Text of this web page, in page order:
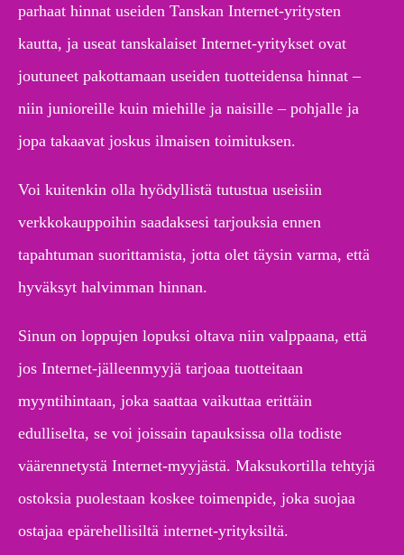
parhaat hinnat useiden Tanskan Internet-yritysten
kautta, ja useat tanskalaiset Internet-yritykset ovat
joutuneet pakottamaan useiden tuotteidensa hinnat –
niin junioreille kuin miehille ja naisille – pohjalle ja
jopa takaavat joskus ilmaisen toimituksen.
Voi kuitenkin olla hyödyllistä tutustua useisiin
verkkokauppoihin saadaksesi tarjouksia ennen
tapahtuman suorittamista, jotta olet täysin varma, että
hyväksyt halvimman hinnan.
Sinun on loppujen lopuksi oltava niin valppaana, että
jos Internet-jälleenmyyjä tarjoaa tuotteitaan
myyntihintaan, joka saattaa vaikuttaa erittäin
edulliselta, se voi joissain tapauksissa olla todiste
väärennetystä Internet-myyjästä. Maksukortilla tehtyjä
ostoksia puolestaan koskee toimenpide, joka suojaa
ostajaa epärehellisiltä internet-yrityksiltä.